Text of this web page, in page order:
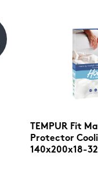
TEMPUR Fit
Protector
140x200x18-